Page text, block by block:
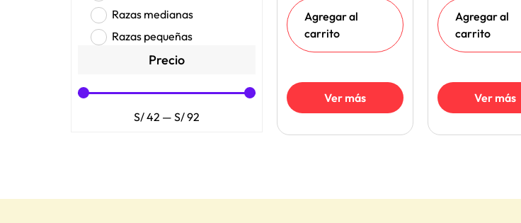
Razas medianas
Razas pequeñas
Precio
S/42 — S/92
Agregar al
carrito
Ver más
Agregar al
carrito
Ver más